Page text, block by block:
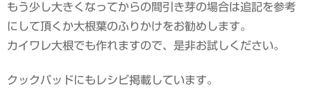
もう少し大きくなってからの間引き芽の場合は追記を参考
にして頂くか大根葉のふりかけをお勧めします。
カイワレ大根でも作れますので、是非お試しください。
クックパッドにもレシピ掲載しています。